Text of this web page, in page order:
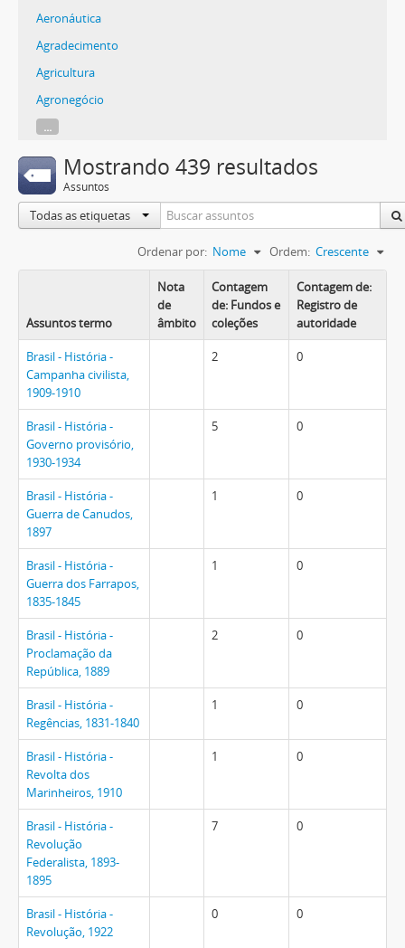
Aeronáutica
Agradecimento
Agricultura
Agronegócio
...
Mostrando 439 resultados
Assuntos
Todas as etiquetas
Ordenar por: Nome Ordem: Crescente
Assuntos termo
Nota
de
âmbito
Contagem
de: Fundos e
coleções
Contagem de:
Registro de
autoridade
Brasil - História -
Campanha civilista,
1909-1910
2 0
Brasil - História -
Governo provisório,
1930-1934
5 0
Brasil - História -
Guerra de Canudos,
1897
1 0
Brasil - História -
Guerra dos Farrapos,
1835-1845
1 0
Brasil - História -
Proclamação da
República, 1889
2 0
Brasil - História -
Regências, 1831-1840
1 0
Brasil - História -
Revolta dos
Marinheiros, 1910
1 0
Brasil - História -
Revolução
Federalista, 1893-
1895
7 0
Brasil - História -
Revolução, 1922
0 0